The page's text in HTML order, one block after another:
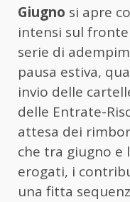
Giugno si apre
intensi sul
serie di
pausa estiva,
invio delle
delle Entrate-
attesa dei
che tra giugno e
erogati, i
una fitta